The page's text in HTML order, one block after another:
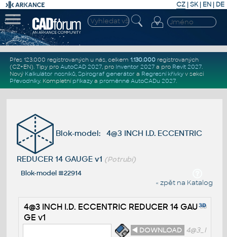
CZ | SK| EN | DE
Přes 123.000 registrovaných u nás, celkem 1.130.000registrovaných
(CZ+EN). Tipy pro AutoCAD 2027, pro Inventor 2027a pro Revit 2027.
Nový Kalkulátor nosníků, Spirograf generátor a Regresní křivkyv sekci
Převodníky. Kompletní příkazya proměnné AutoCADu 2027.
Blok-model: 4@3 INCH I.D. ECCENTRIC
REDUCER 14 GAUGE v1 (Potrubí)
Blok-model #22914
« zpět na Katalog
4@3 INCH I.D. ECCENTRIC REDUCER 14 GAU
GE v1
◄ DOWNLOAD 4@3_I